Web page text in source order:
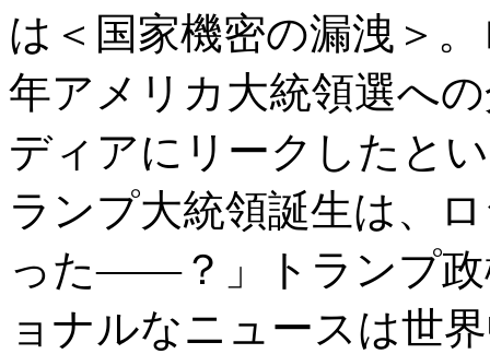
は＜国家機密の漏洩＞
年アメリカ大統領選へ
ディアにリークしたと
ランプ大統領誕生は、
った――？」トランプ政
ョナルなニュースは世